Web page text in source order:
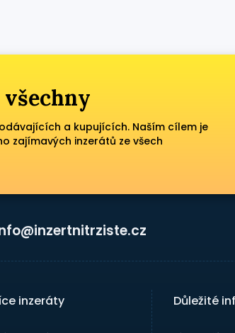
a kupujících. Naším cílem je
zajímavých inzerátů ze všech
inzeráty Důležité